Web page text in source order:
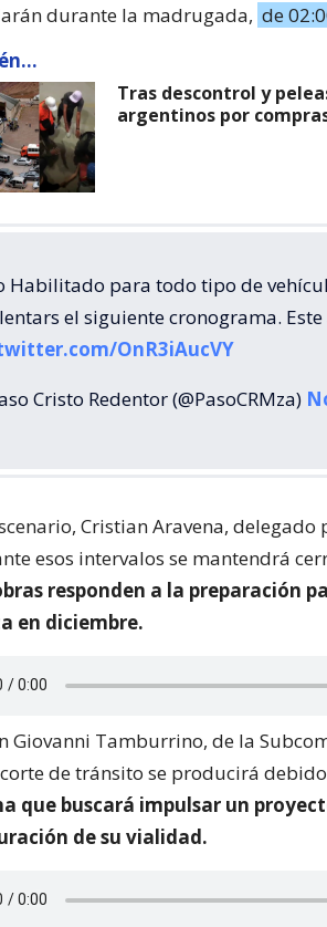
durante la madrugada, de
Tras descontrol y
argentinos por
Habilitado para todo tipo de
el siguiente cronograma.
OnR3iAucVY
Cristo Redentor (@PasoCRMza)
Cristian Aravena,
esos intervalos se mantendrá
responden a la preparación
en diciembre.
Giovanni Tamburrino, de la
de tránsito se producirá
que buscará impulsar un
de su vialidad.